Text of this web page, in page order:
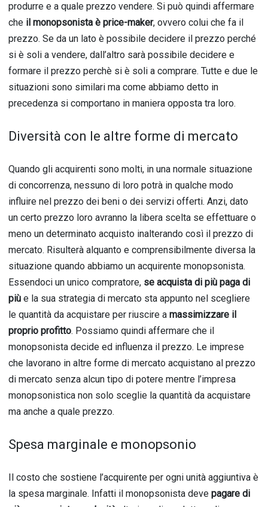
produrre e a quale prezzo vendere. Si può quindi affermare
che il monopsonista è price-maker, ovvero colui che fa il
prezzo. Se da un lato è possibile decidere il prezzo perché
si è soli a vendere, dall’altro sarà possibile decidere e
formare il prezzo perchè si è soli a comprare. Tutte e due le
situazioni sono similari ma come abbiamo detto in
precedenza si comportano in maniera opposta tra loro.
Diversità con le altre forme di mercato
Quando gli acquirenti sono molti, in una normale situazione
di concorrenza, nessuno di loro potrà in qualche modo
influire nel prezzo dei beni o dei servizi offerti. Anzi, dato
un certo prezzo loro avranno la libera scelta se effettuare o
meno un determinato acquisto inalterando così il prezzo di
mercato. Risulterà alquanto e comprensibilmente diversa la
situazione quando abbiamo un acquirente monopsonista.
Essendoci un unico compratore, se acquista di più paga di
più e la sua strategia di mercato sta appunto nel scegliere
le quantità da acquistare per riuscire a massimizzare il
proprio profitto. Possiamo quindi affermare che il
monopsonista decide ed influenza il prezzo. Le imprese
che lavorano in altre forme di mercato acquistano al prezzo
di mercato senza alcun tipo di potere mentre l’impresa
monopsonistica non solo sceglie la quantità da acquistare
ma anche a quale prezzo.
Spesa marginale e monopsonio
Il costo che sostiene l’acquirente per ogni unità aggiuntiva è
la spesa marginale. Infatti il monopsonista deve pagare di